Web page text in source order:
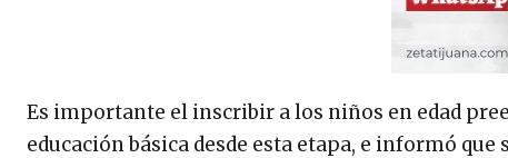
Es importante el inscribir a los niños en edad
educación básica desde esta etapa, e informó